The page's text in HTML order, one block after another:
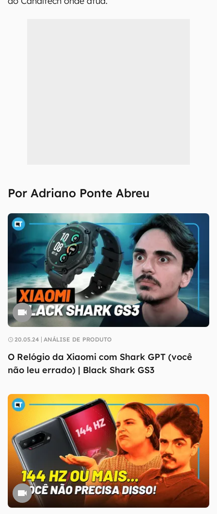
Por Adriano Ponte Abreu
20.05.24 ANÁLISE DE PRODUTO
O Relógio da Xiaomi com Shark GPT (você
não leu errado) | Black Shark GS3